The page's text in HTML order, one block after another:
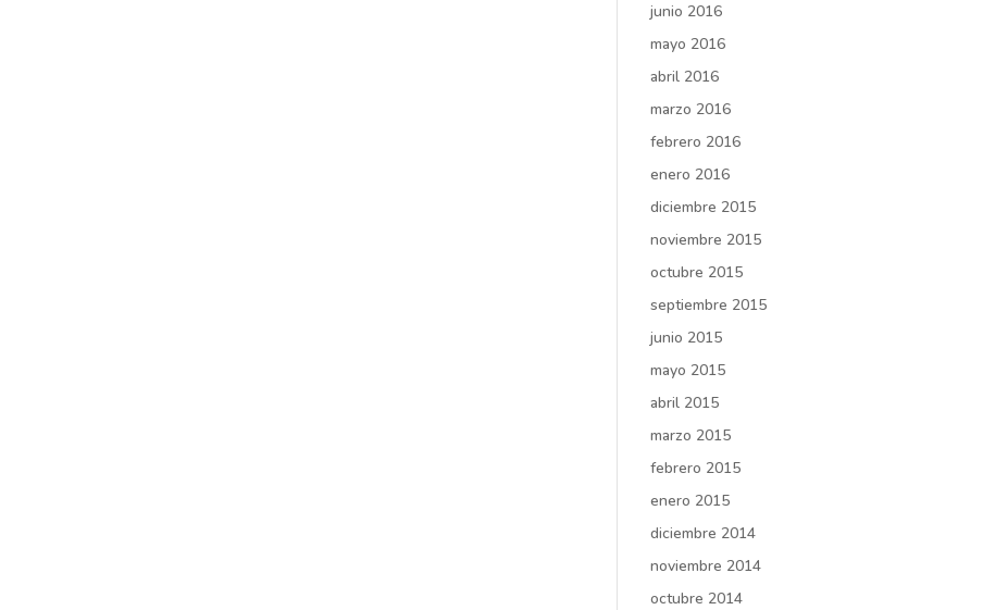
junio 2016
mayo 2016
abril 2016
marzo 2016
febrero 2016
enero 2016
diciembre 2015
noviembre 2015
octubre 2015
septiembre 2015
junio 2015
mayo 2015
abril 2015
marzo 2015
febrero 2015
enero 2015
diciembre 2014
noviembre 2014
octubre 2014